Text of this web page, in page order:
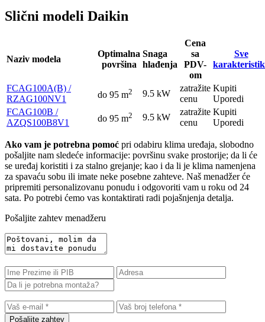
Slični modeli Daikin
Naziv modela
Optimalna
površina
Snaga
hlađenja
Cena
sa
PDV-
om
Sve
FCAG100A(B) /
RZAG100NV1
do 95 m2 9.5 kW
zatražite
cenu
Kupiti
Uporedi
FCAG100B /
AZQS100B8V1
do 95 m2 9.5 kW
zatražite
cenu
Kupiti
Uporedi
Ako vam je potrebna pomoć pri odabiru klima uređaja, slobodno
pošaljite nam sledeće informacije: površinu svake prostorije; da li će
se uređaj koristiti i za stalno grejanje; kao i da li je klima namenjena
za spavaću sobu ili imate neke posebne zahteve. Naš menadžer će
pripremiti personalizovanu ponudu i odgovoriti vam u roku od 24
sata. Po potrebi ćemo vas kontaktirati radi pojašnjenja detalja.
Pošaljite zahtev menadžeru
Pošaljite zahtev